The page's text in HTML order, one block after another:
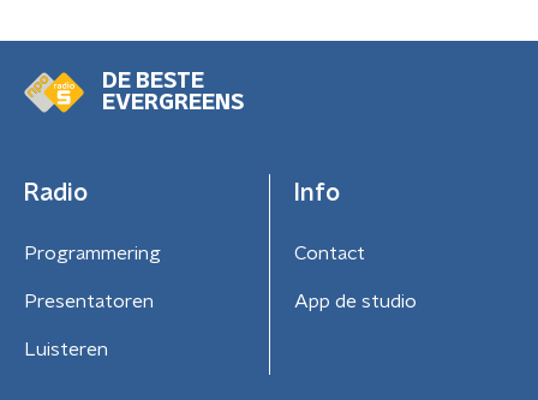
DE BESTE
EVERGREENS
Radio
Programmering
Presentatoren
Luisteren
Info
Contact
App de studio